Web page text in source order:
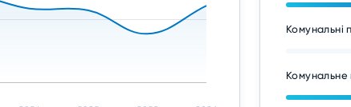
Комунальні
Комунальне